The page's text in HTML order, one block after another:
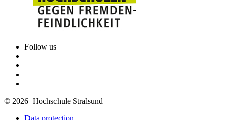
Follow us
© 2026 Hochschule Stralsund